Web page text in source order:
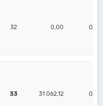
32 0,00 0,00
33 31 062,12 0,00